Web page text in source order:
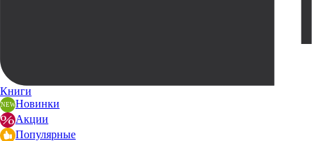
Книги
Новинки
Акции
Популярные